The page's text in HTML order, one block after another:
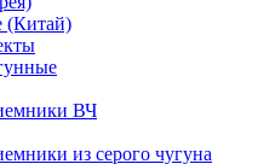
(Китай)
ВЧ
из серого чугуна